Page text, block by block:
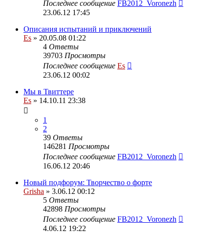
Последнее сообщение FB2012_Voronezh
23.06.12 17:45
Описания испытаний и приключений
Es » 20.05.08 01:22
4 Ответы
39703 Просмотры
Последнее сообщение Es
23.06.12 00:02
Мы в Твиттере
Es » 14.10.11 23:38
1
2
39 Ответы
146281 Просмотры
Последнее сообщение FB2012_Voronezh
16.06.12 20:46
Новый подфорум: Творчество о форте
Grisha » 3.06.12 00:12
5 Ответы
42898 Просмотры
Последнее сообщение FB2012_Voronezh
4.06.12 19:22